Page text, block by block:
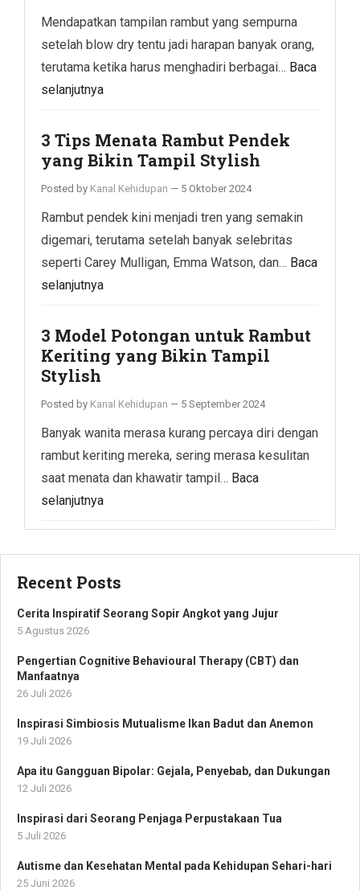
Mendapatkan tampilan rambut yang sempurna
setelah blow dry tentu jadi harapan banyak orang,
terutama ketika harus menghadiri berbagai… Baca
selanjutnya
3 Tips Menata Rambut Pendek
yang Bikin Tampil Stylish
Posted by Kanal Kehidupan — 5 Oktober 2024
Rambut pendek kini menjadi tren yang semakin
digemari, terutama setelah banyak selebritas
seperti Carey Mulligan, Emma Watson, dan… Baca
selanjutnya
3 Model Potongan untuk Rambut
Keriting yang Bikin Tampil
Stylish
Posted by Kanal Kehidupan — 5 September 2024
Banyak wanita merasa kurang percaya diri dengan
rambut keriting mereka, sering merasa kesulitan
saat menata dan khawatir tampil… Baca
selanjutnya
Recent Posts
Cerita Inspiratif Seorang Sopir Angkot yang Jujur
5 Agustus 2026
Pengertian Cognitive Behavioural Therapy (CBT) dan
Manfaatnya
26 Juli 2026
Inspirasi Simbiosis Mutualisme Ikan Badut dan Anemon
19 Juli 2026
Apa itu Gangguan Bipolar: Gejala, Penyebab, dan Dukungan
12 Juli 2026
Inspirasi dari Seorang Penjaga Perpustakaan Tua
5 Juli 2026
Autisme dan Kesehatan Mental pada Kehidupan Sehari-hari
25 Juni 2026